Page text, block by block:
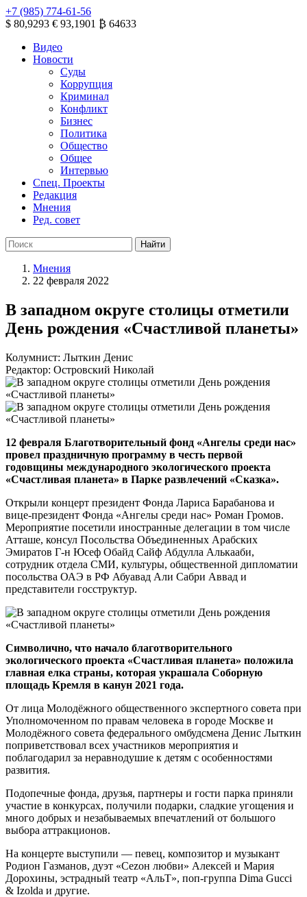
+7 (985) 774-61-56
$ 80,9293 € 93,1901 ₿ 64633
Видео
Новости
Суды
Коррупция
Криминал
Конфликт
Бизнес
Политика
Общество
Общее
Интервью
Спец. Проекты
Редакция
Мнения
Ред. совет
Мнения
22 февраля 2022
В западном округе столицы отметили
День рождения «Счастливой планеты»
Колумнист: Лыткин Денис
Редактор: Островский Николай
12 февраля Благотворительный фонд «Ангелы среди нас»
провел праздничную программу в честь первой
годовщины международного экологического проекта
«Счастливая планета» в Парке развлечений «Сказка».
Открыли концерт президент Фонда Лариса Барабанова и
вице-президент Фонда «Ангелы среди нас» Роман Громов.
Мероприятие посетили иностранные делегации в том числе
Атташе, консул Посольства Объединенных Арабских
Эмиратов Г-н Юсеф Обайд Сайф Абдулла Алькааби,
сотрудник отдела СМИ, культуры, общественной дипломатии
посольства ОАЭ в РФ Абуавад Али Сабри Аввад и
представители госструктур.
Символично, что начало благотворительного
экологического проекта «Счастливая планета» положила
главная елка страны, которая украшала Соборную
площадь Кремля в канун 2021 года.
От лица Молодёжного общественного экспертного совета при
Уполномоченном по правам человека в городе Москве и
Молодёжного совета федерального омбудсмена Денис Лыткин
поприветствовал всех участников мероприятия и
поблагодарил за неравнодушие к детям с особенностями
развития.
Подопечные фонда, друзья, партнеры и гости парка приняли
участие в конкурсах, получили подарки, сладкие угощения и
много добрых и незабываемых впечатлений от большого
выбора аттракционов.
На концерте выступили — певец, композитор и музыкант
Родион Газманов, дуэт «Сеzон любви» Алексей и Мария
Дорохины, эстрадный театр «АльТ», поп-группа Dima Gucci
& Izolda и другие.